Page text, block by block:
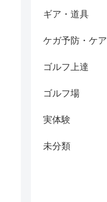
ギア・道具
ケガ予防・ケア
ゴルフ上達
ゴルフ場
実体験
未分類